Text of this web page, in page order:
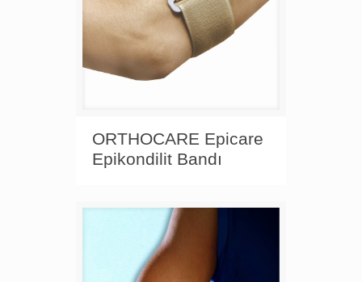
ORTHOCARE Epicare
Epikondilit Bandı